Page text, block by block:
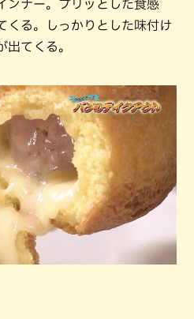
ンナー。プリッとした食感
くる。しっかりとした味付け
出てくる。